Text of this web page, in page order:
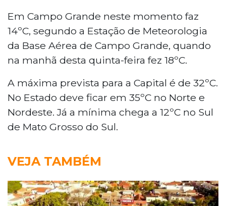
Em Campo Grande neste momento faz
14ºC, segundo a Estação de Meteorologia
da Base Aérea de Campo Grande, quando
na manhã desta quinta-feira fez 18ºC.
A máxima prevista para a Capital é de 32ºC.
No Estado deve ficar em 35ºC no Norte e
Nordeste. Já a mínima chega a 12ºC no Sul
de Mato Grosso do Sul.
VEJA TAMBÉM